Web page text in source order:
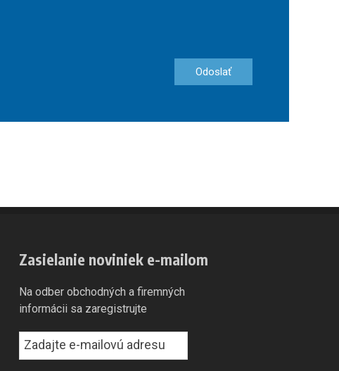
Odoslať
Zasielanie noviniek e-mailom
Na odber obchodných a firemných
informácii sa zaregistrujte